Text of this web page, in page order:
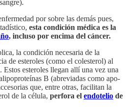
por sobre las demás pues,
esta condición médica es la
, incluso por encima del cáncer.
la condición necesaria de la
de esteroles (como el colesterol) al
esteroles llegan allí una vez una
B (abreviadas como apo-
que, entre otras, facilitan la
de la célula, perfora el endotelio de